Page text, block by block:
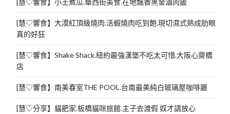
[慧♡響食】大漠紅頂級燒肉.活蝦燒肉吃到飽.現切濕式熟成肋眼
真的好狂
[慧♡響食】Shake Shack.紐約最強漢堡不吃太可惜.大阪心齋橋
店
[慧♡響食】南美春室THE POOL.台南最美純白玻璃屋咖啡廳
[慧♡分享】貓肥家.板橋貓咪旅館.主子去渡假 奴才請放心